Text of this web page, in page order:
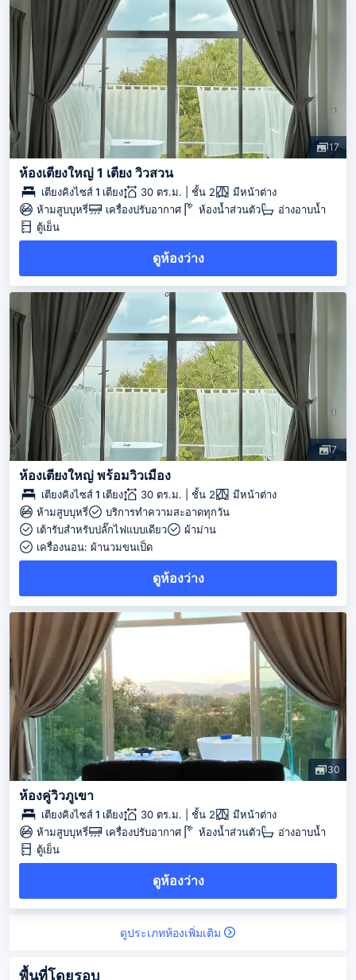
17
ห้องเตียงใหญ่ 1 เตียง วิวสวน
เตียงคิงไซส์ 1 เตียง 30 ตร.ม. | ชั้น 2
มีหน้าต่าง
ห้ามสูบบุหรี่
เครื่องปรับอากาศ ห้องน้ำส่วนตัว
อ่างอาบน้ำ
ตู้เย็น
ดูห้องว่าง
7
ห้องเตียงใหญ่ พร้อมวิวเมือง
เตียงคิงไซส์ 1 เตียง 30 ตร.ม. | ชั้น 2
มีหน้าต่าง
ห้ามสูบบุหรี่
บริการทำความสะอาดทุกวัน
เต้ารับสำหรับปลั๊กไฟแบบเดียว
ผ้าม่าน
เครื่องนอน: ผ้านวมขนเป็ด
ดูห้องว่าง
30
ห้องคู่วิวภูเขา
เตียงคิงไซส์ 1 เตียง 30 ตร.ม. | ชั้น 2
มีหน้าต่าง
ห้ามสูบบุหรี่
เครื่องปรับอากาศ ห้องน้ำส่วนตัว
อ่างอาบน้ำ
ตู้เย็น
ดูห้องว่าง
ดูประเภทห้องเพิ่มเติม
พื้นที่โดยรอบ